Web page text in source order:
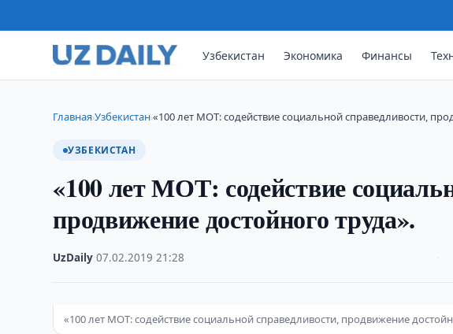
Узбекистан Экономика Финансы
Главная›Узбекистан›«100 лет МОТ: содействие социальной справедливости,
УЗБЕКИСТАН
«100 лет МОТ: содействие
продвижение достойного труда».
UzDaily ·07.02.2019 ·21:28
«100 лет МОТ: содействие социальной справедливости, продвижение